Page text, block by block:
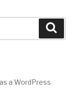
a WordPress